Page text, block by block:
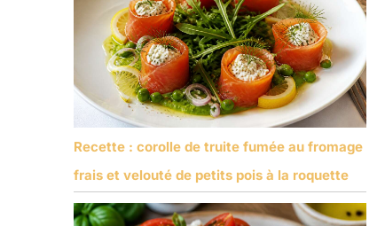
Recette : corolle de truite fumée au fromage
frais et velouté de petits pois à la roquette